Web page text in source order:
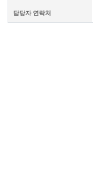
담당자 연락처